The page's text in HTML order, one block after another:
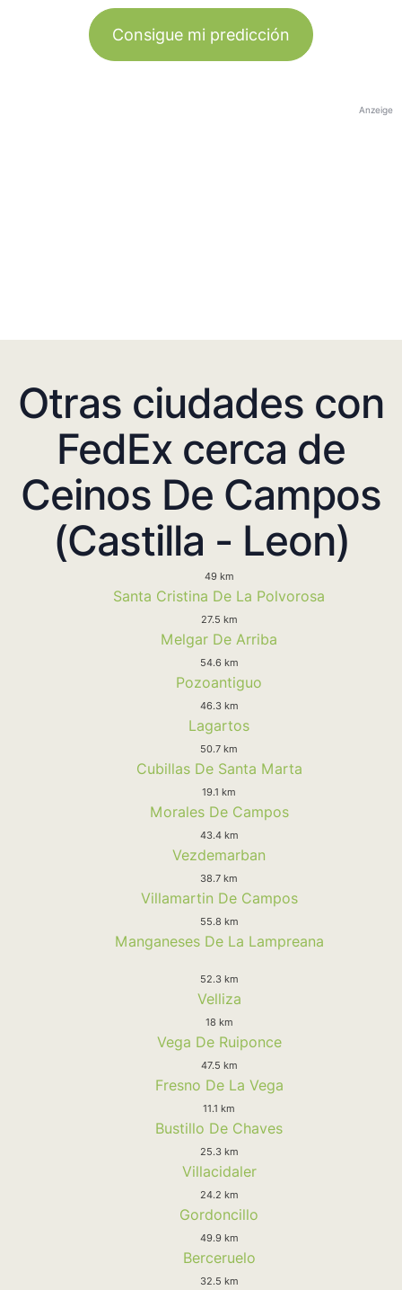
Consigue mi predicción
Anzeige
Otras ciudades con
FedEx cerca de
Ceinos De Campos
(Castilla - Leon)
49 km
Santa Cristina De La Polvorosa
27.5 km
Melgar De Arriba
54.6 km
Pozoantiguo
46.3 km
Lagartos
50.7 km
Cubillas De Santa Marta
19.1 km
Morales De Campos
43.4 km
Vezdemarban
38.7 km
Villamartin De Campos
55.8 km
Manganeses De La Lampreana
52.3 km
Velliza
18 km
Vega De Ruiponce
47.5 km
Fresno De La Vega
11.1 km
Bustillo De Chaves
25.3 km
Villacidaler
24.2 km
Gordoncillo
49.9 km
Berceruelo
32.5 km